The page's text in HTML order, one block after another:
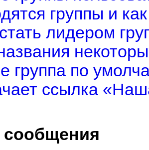
группы и
лидером
группа по
ссылка